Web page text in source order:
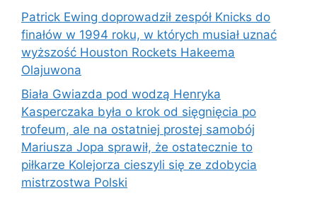
Patrick Ewing doprowadził zespół Knicks do
finałów w 1994 roku, w których musiał uznać
wyższość Houston Rockets Hakeema
Olajuwona
Biała Gwiazda pod wodzą Henryka
Kasperczaka była o krok od sięgnięcia po
trofeum, ale na ostatniej prostej samobój
Mariusza Jopa sprawił, że ostatecznie to
piłkarze Kolejorza cieszyli się ze zdobycia
mistrzostwa Polski